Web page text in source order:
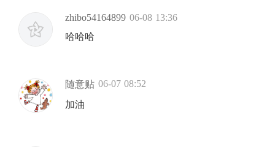
zhibo54164899 06-08 13:36
哈哈哈
随意贴 06-07 08:52
加油